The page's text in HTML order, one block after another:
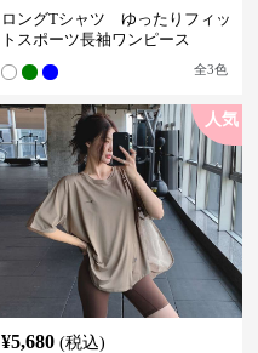
ロングTシャツ ゆったりフィッ
トスポーツ長袖ワンピース
全3色
人気
¥5,680 (税込)